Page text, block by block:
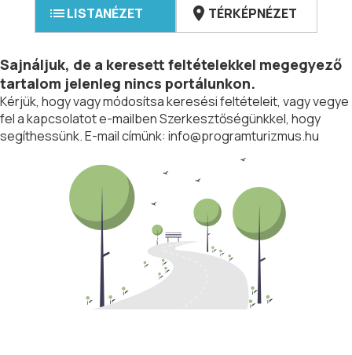
LISTANÉZET TÉRKÉPNÉZET
Sajnáljuk, de a keresett feltételekkel megegyező
tartalom jelenleg nincs portálunkon.
Kérjük, hogy vagy módosítsa keresési feltételeit, vagy vegye
fel a kapcsolatot e-mailben Szerkesztőségünkkel, hogy
segíthessünk. E-mail címünk: info@programturizmus.hu